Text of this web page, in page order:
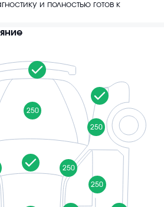
и полностью готов к
250
250
250
250